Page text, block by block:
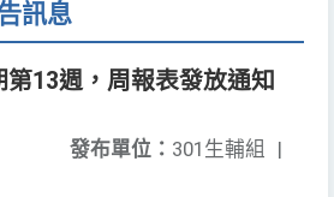
訊息
13週，周報表發放通知
發布單位： 301生輔組 |